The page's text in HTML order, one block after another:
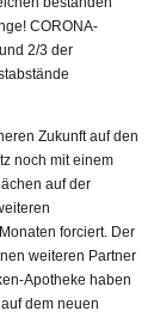
CORONA-
2/3 der
Zukunft auf den
noch mit einem
auf der
forciert. Der
weiteren Partner
Apotheke haben
dem neuen